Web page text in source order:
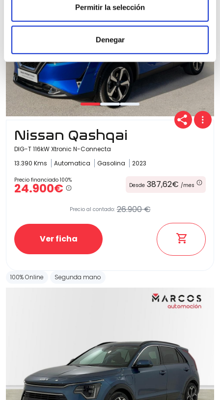
Permitir la selección
Denegar
Nissan Qashqai
DIG-T 116kW Xtronic N-Connecta
13.390 Kms
Automatica Gasolina 2023
Precio financiado 100%
24.900€ Desde 387,62€ /mes
Precio al contado: 26.900 €
Ver ficha
100% Online Segunda mano